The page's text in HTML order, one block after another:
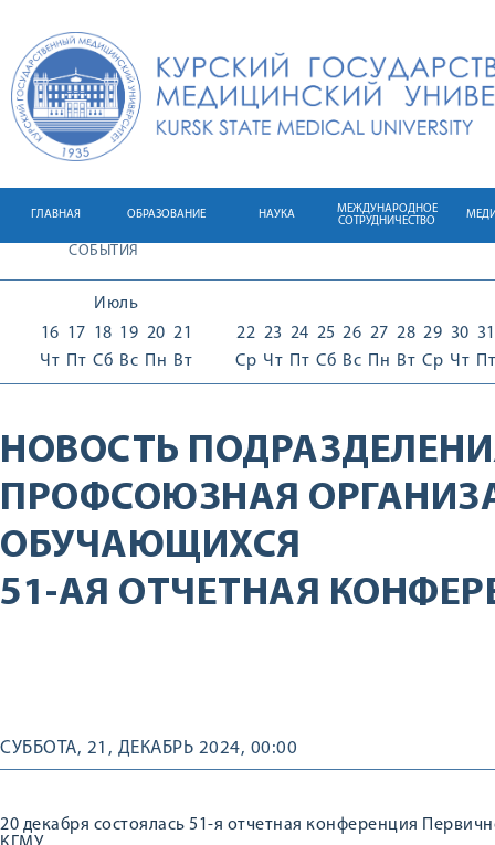
ГЛАВНАЯ ОБРАЗОВАНИЕ НАУКА
МЕЖДУНАРОДНОЕ
СОТРУДНИЧЕСТВО
СОБЫТИЯ
Июль
16
Чт
17
Пт
18
Сб
19
Вс
20
Пн
21
Вт
22
Ср
23
Чт
24
Пт
25
Сб
26
Вс
27
Пн
28
Вт
29
Ср
30
Чт
31
Пт
НОВОСТЬ
ПРОФСОЮЗНАЯ
ОБУЧАЮЩИХСЯ
51-АЯ ОТЧЕТНАЯ
СУББОТА, 21, ДЕКАБРЬ 2024, 00:00
20 декабря состоялась 51-я отчетная конференция